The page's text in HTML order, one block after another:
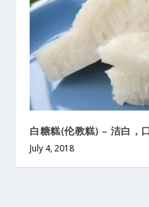
白糖糕(伦教糕) – 洁白，
July 4, 2018